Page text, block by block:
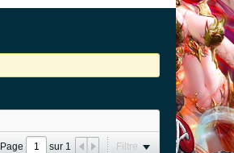
Page sur 1 Filtre